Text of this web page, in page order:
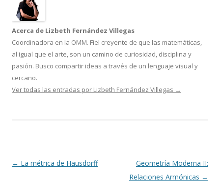
Acerca de Lizbeth Fernández Villegas
Coordinadora en la OMM. Fiel creyente de que las matemáticas,
al igual que el arte, son un camino de curiosidad, disciplina y
pasión. Busco compartir ideas a través de un lenguaje visual y
cercano.
Ver todas las entradas por Lizbeth Fernández Villegas →
Navegación
← La métrica de Hausdorff
Geometría Moderna II:
Relaciones Armónicas →